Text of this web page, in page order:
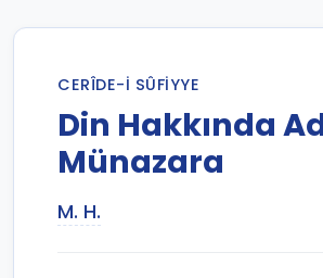
CERÎDE-I SÛFIYYE
Din Hakkında
Münazara
M. H.